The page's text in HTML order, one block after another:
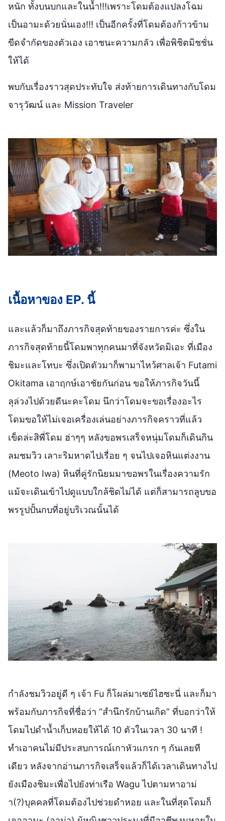
หนัก ทั้งบนบกและในน้ำ!!!เพราะโดมต้องแปลงโฉม
เป็นอามะด้วยนั่นเอง!!! เป็นอีกครั้งที่โดมต้องก้าวข้าม
ขีดจำกัดของตัวเอง เอาชนะความกลัว เพื่อพิชิตมิชชั่น
ให้ได้
พบกับเรื่องราวสุดประทับใจ ส่งท้ายการเดินทางกับโดม
จารุวัฒน์ และ Mission Traveler
เนื้อหาของ EP. นี้
และแล้วก็มาถึงภารกิจสุดท้ายของรายการค่ะ ซึ่งใน
ภารกิจสุดท้ายนี้โดมพาทุกคนมาที่จังหวัดมิเอะ ที่เมือง
ชิมะและโทบะ ซึ่งเปิดตัวมาก็พามาไหว้ศาลเจ้า Futami
Okitama เอาฤกษ์เอาชัยกันก่อน ขอให้ภารกิจวันนี้
ลุล่วงไปด้วยดีนะคะโดม นึกว่าโดมจะขอเรื่องอะไร
โดมขอให้ไม่เจอเครื่องเล่นอย่างภารกิจคราวที่แล้ว
เข็ดล่ะสิพี่โดม ฮ่าๆๆ หลังขอพรเสร็จหนุ่มโดมก็เดินกิน
ลมชมวิว เลาะริมหาดไปเรื่อย ๆ จนไปเจอหินแต่งงาน
(Meoto Iwa) หินที่คู่รักนิยมมาขอพรในเรื่องความรัก
แม้จะเดินเข้าไปดูแบบใกล้ชิดไม่ได้ แต่ก็สามารถลูบขอ
พรรูปปั้นกบที่อยู่บริเวณนั้นได้
กำลังชมวิวอยู่ดี ๆ เจ้า Fu ก็โผล่มาเซย์ไฮซะนี่ และก็มา
พร้อมกับภารกิจที่ชื่อว่า “สำนึกรักบ้านเกิด” ที่บอกว่าให้
โดมไปดำน้ำเก็บหอยให้ได้ 10 ตัวในเวลา 30 นาที !
ทำเอาคนไม่มีประสบการณ์เกาหัวแกรก ๆ กันเลยที
เดียว หลังจากอ่านภารกิจเสร็จแล้วก็ได้เวลาเดินทางไป
ยังเมืองชิมะเพื่อไปยังท่าเรือ Wagu ไปตามหาอาม่
า(?)บุคคลที่โดมต้องไปช่วยดำหอย และในที่สุดโดมก็